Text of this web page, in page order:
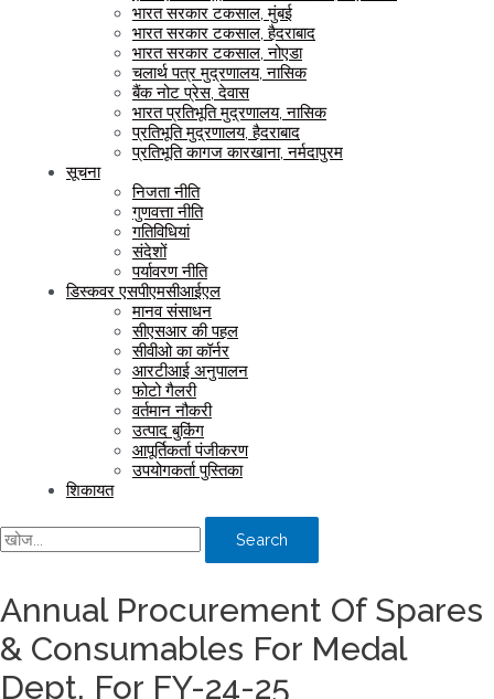
भारत सरकार टकसाल, मुंबई
भारत सरकार टकसाल, हैदराबाद
भारत सरकार टकसाल, नोएडा
चलार्थ पत्र मुद्रणालय, नासिक
बैंक नोट प्रेस, देवास
भारत प्रतिभूति मुद्रणालय, नासिक
प्रतिभूति मुद्रणालय, हैदराबाद
प्रतिभूति कागज कारखाना, नर्मदापुरम
सूचना
निजता नीति
गुणवत्ता नीति
गतिविधियां
संदेशों
पर्यावरण नीति
डिस्कवर एसपीएमसीआईएल
मानव संसाधन
सीएसआर की पहल
सीवीओ का कॉर्नर
आरटीआई अनुपालन
फोटो गैलरी
वर्तमान नौकरी
उत्पाद बुकिंग
आपूर्तिकर्ता पंजीकरण
उपयोगकर्ता पुस्तिका
शिकायत
Search
Annual Procurement Of Spares
& Consumables For Medal
Dept. For FY-24-25